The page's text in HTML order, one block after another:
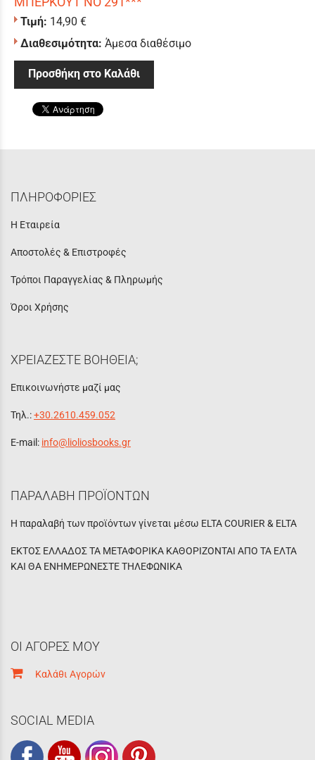
Τιμή: 14,90 €
Διαθεσιμότητα: Άμεσα διαθέσιμο
Προσθήκη στο Καλάθι
ΠΛΗΡΟΦΟΡΙΕΣ
Η Εταιρεία
Αποστολές & Επιστροφές
Τρόποι Παραγγελίας & Πληρωμής
Όροι Χρήσης
ΧΡΕΙΑΖΕΣΤΕ ΒΟΗΘΕΙΑ;
Επικοινωνήστε μαζί μας
Τηλ.:+30.2610.459.052
E-mail: info@lioliosbooks.gr
ΠΑΡΑΛΑΒΗ ΠΡΟΪΟΝΤΩΝ
Η παραλαβή των προϊόντων γίνεται μέσω ELTA COURIER & ELTA
ΕΚΤΟΣ ΕΛΛΑΔΟΣ ΤΑ ΜΕΤΑΦΟΡΙΚΑ ΚΑΘΟΡΙΖΟΝΤΑΙ ΑΠΟ ΤΑ ΕΛΤΑ
ΚΑΙ ΘΑ ΕΝΗΜΕΡΩΝΕΣΤΕ ΤΗΛΕΦΩΝΙΚΑ
ΟΙ ΑΓΟΡΕΣ ΜΟΥ
Καλάθι Αγορών
SOCIAL MEDIA